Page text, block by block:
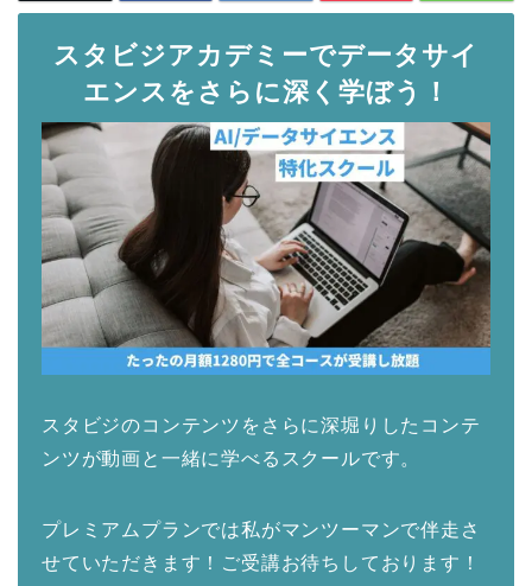
スタビジアカデミーでデータサイ
エンスをさらに深く学ぼう！
スタビジのコンテンツをさらに深堀りしたコンテ
ンツが動画と一緒に学べるスクールです。
プレミアムプランでは私がマンツーマンで伴走さ
せていただきます！ご受講お待ちしております！